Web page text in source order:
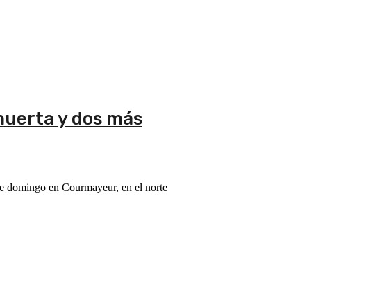
y dos más
domingo en Courmayeur, en el norte